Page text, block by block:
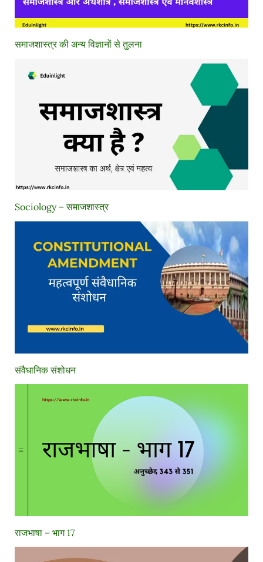
समाजशास्त्र की अन्य विज्ञानों से तुलना
Sociology – समाजशास्त्र
संवैधानिक संशोधन
राजभाषा – भाग 17